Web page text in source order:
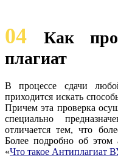
04
Как
плагиат
В процессе сдачи
приходится искать
Причем эта проверка
специально
отличается тем, что
Более подробно об этом
«Что такое Антиплагиат